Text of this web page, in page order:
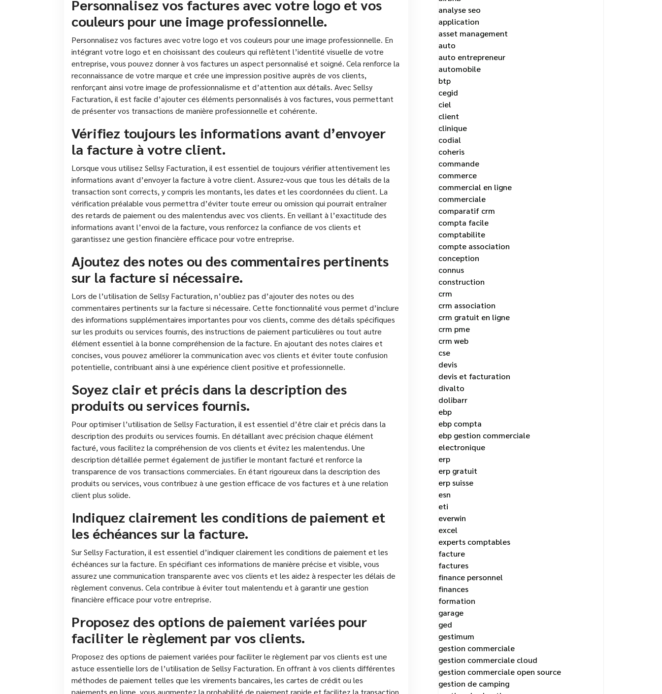
Personnalisez vos factures avec votre logo et vos
couleurs pour une image professionnelle.
Personnalisez vos factures avec votre logo et vos couleurs pour une image professionnelle. En
intégrant votre logo et en choisissant des couleurs qui reflètent l’identité visuelle de votre
entreprise, vous pouvez donner à vos factures un aspect personnalisé et soigné. Cela renforce la
reconnaissance de votre marque et crée une impression positive auprès de vos clients,
renforçant ainsi votre image de professionnalisme et d’attention aux détails. Avec Sellsy
Facturation, il est facile d’ajouter ces éléments personnalisés à vos factures, vous permettant
de présenter vos transactions de manière professionnelle et cohérente.
Vérifiez toujours les informations avant d’envoyer
la facture à votre client.
Lorsque vous utilisez Sellsy Facturation, il est essentiel de toujours vérifier attentivement les
informations avant d’envoyer la facture à votre client. Assurez-vous que tous les détails de la
transaction sont corrects, y compris les montants, les dates et les coordonnées du client. La
vérification préalable vous permettra d’éviter toute erreur ou omission qui pourrait entraîner
des retards de paiement ou des malentendus avec vos clients. En veillant à l’exactitude des
informations avant l’envoi de la facture, vous renforcez la confiance de vos clients et
garantissez une gestion financière efficace pour votre entreprise.
Ajoutez des notes ou des commentaires pertinents
sur la facture si nécessaire.
Lors de l’utilisation de Sellsy Facturation, n’oubliez pas d’ajouter des notes ou des
commentaires pertinents sur la facture si nécessaire. Cette fonctionnalité vous permet d’inclure
des informations supplémentaires importantes pour vos clients, comme des détails spécifiques
sur les produits ou services fournis, des instructions de paiement particulières ou tout autre
élément essentiel à la bonne compréhension de la facture. En ajoutant des notes claires et
concises, vous pouvez améliorer la communication avec vos clients et éviter toute confusion
potentielle, contribuant ainsi à une expérience client positive et professionnelle.
Soyez clair et précis dans la description des
produits ou services fournis.
Pour optimiser l’utilisation de Sellsy Facturation, il est essentiel d’être clair et précis dans la
description des produits ou services fournis. En détaillant avec précision chaque élément
facturé, vous facilitez la compréhension de vos clients et évitez les malentendus. Une
description détaillée permet également de justifier le montant facturé et renforce la
transparence de vos transactions commerciales. En étant rigoureux dans la description des
produits ou services, vous contribuez à une gestion efficace de vos factures et à une relation
client plus solide.
Indiquez clairement les conditions de paiement et
les échéances sur la facture.
Sur Sellsy Facturation, il est essentiel d’indiquer clairement les conditions de paiement et les
échéances sur la facture. En spécifiant ces informations de manière précise et visible, vous
assurez une communication transparente avec vos clients et les aidez à respecter les délais de
règlement convenus. Cela contribue à éviter tout malentendu et à garantir une gestion
financière efficace pour votre entreprise.
Proposez des options de paiement variées pour
faciliter le règlement par vos clients.
Proposez des options de paiement variées pour faciliter le règlement par vos clients est une
astuce essentielle lors de l’utilisation de Sellsy Facturation. En offrant à vos clients différentes
méthodes de paiement telles que les virements bancaires, les cartes de crédit ou les
paiements en ligne, vous augmentez la probabilité de paiement rapide et facilitez la transaction
analyse seo
application
asset management
auto
auto entrepreneur
automobile
btp
cegid
ciel
client
clinique
codial
coheris
commande
commerce
commercial en ligne
commerciale
comparatif crm
compta facile
comptabilite
compte association
conception
connus
construction
crm
crm association
crm gratuit en ligne
crm pme
crm web
cse
devis
devis et facturation
divalto
dolibarr
ebp
ebp compta
ebp gestion commerciale
electronique
erp
erp gratuit
erp suisse
esn
eti
everwin
excel
experts comptables
facture
factures
finance personnel
finances
formation
garage
ged
gestimum
gestion commerciale
gestion commerciale cloud
gestion commerciale open source
gestion de camping